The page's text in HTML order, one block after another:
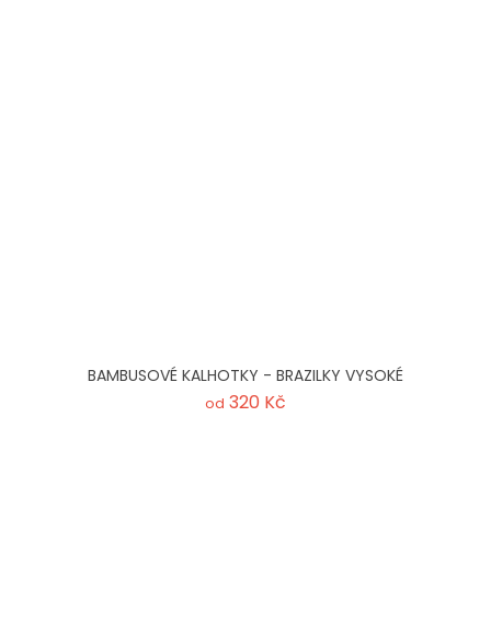
BAMBUSOVÉ KALHOTKY - BRAZILKY VYSOKÉ
od 320 Kč